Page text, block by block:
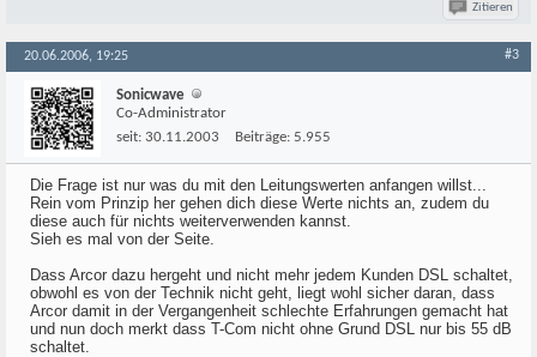
Zitieren
20.06.2006, 19:25 #3
Sonicwave
Co-Administrator
seit: 30.11.2003 Beiträge: 5.955
Die Frage ist nur was du mit den Leitungswerten anfangen willst...
Rein vom Prinzip her gehen dich diese Werte nichts an, zudem du
diese auch für nichts weiterverwenden kannst.
Sieh es mal von der Seite.
Dass Arcor dazu hergeht und nicht mehr jedem Kunden DSL schaltet,
obwohl es von der Technik nicht geht, liegt wohl sicher daran, dass
Arcor damit in der Vergangenheit schlechte Erfahrungen gemacht hat
und nun doch merkt dass T-Com nicht ohne Grund DSL nur bis 55 dB
schaltet.